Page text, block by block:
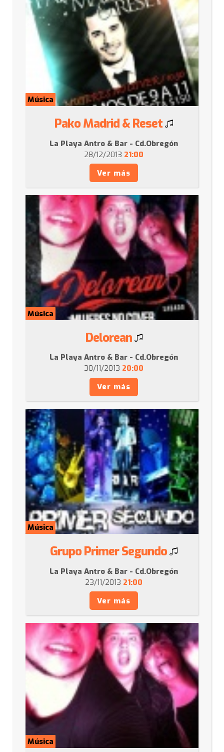
Música
Pako Madrid & Reset
La Playa Antro & Bar - Cd.Obregón
28/12/2013 21:00
Ver más
Música
Delorean
La Playa Antro & Bar - Cd.Obregón
30/11/2013 20:00
Ver más
Música
Grupo Primer Segundo
La Playa Antro & Bar - Cd.Obregón
23/11/2013 21:00
Ver más
Música